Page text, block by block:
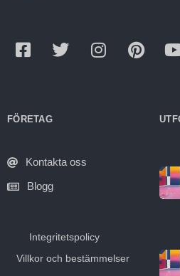
FÖRETAG
Kontakta oss
Blogg
Integritetspolicy
Villkor och bestämmelser